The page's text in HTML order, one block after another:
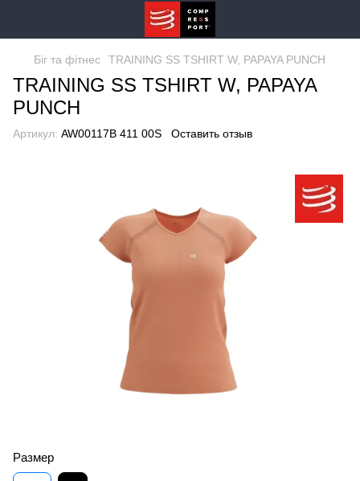
Біг та фітнес TRAINING SS TSHIRT W, PAPAYA PUNCH
TRAINING SS TSHIRT W, PAPAYA
PUNCH
Артикул: AW00117B 411 00S Оставить отзыв
Размер